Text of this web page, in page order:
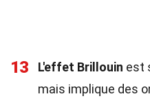
13 L'effet Brillouin est
mais implique des